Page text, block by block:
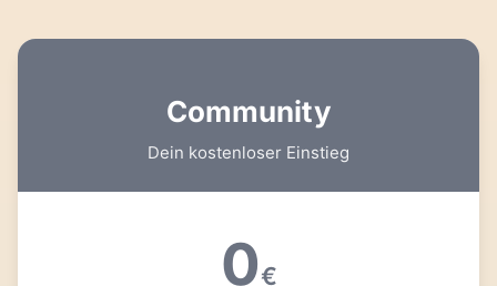
Community
Dein kostenloser Einstieg
0€